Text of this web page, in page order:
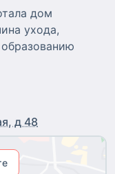
дом
ухода,
д 48